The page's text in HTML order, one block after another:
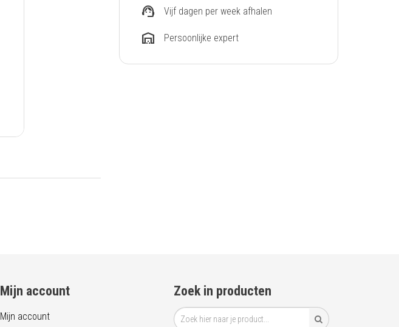
support_agent Vijf dagen per week afhalen
warehouse Persoonlijke expert
Mijn account
Mijn account
Zoek in producten